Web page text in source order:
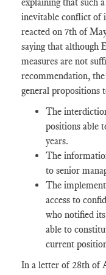
inevitable conflict of
reacted on 7th of
saying that although
measures are not
recommendation,
general propositions
The
positions able
years.
The
to senior
The
access to
who notified
able to
current
In a letter of 28th of